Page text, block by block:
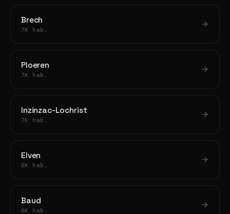
Brech
7K hab.
Ploeren
7K hab.
Inzinzac-Lochrist
7K hab.
Elven
6K hab.
Baud
6K hab.